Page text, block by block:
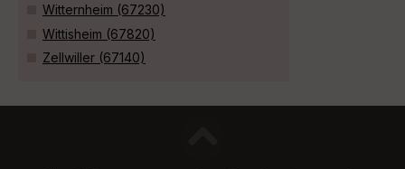
Witternheim (67230)
Wittisheim (67820)
Zellwiller (67140)